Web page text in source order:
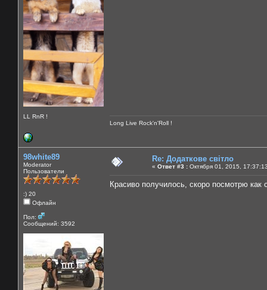
LL RnR !
Long Live Rock'n'Roll !
98white89
Moderator
Пользователи
:) 20
Офлайн
Пол:
Сообщений: 3592
Re: Додаткове світло
« Ответ #3 : Октября 01, 2015,
Красиво получилось, скоро посмотрю как